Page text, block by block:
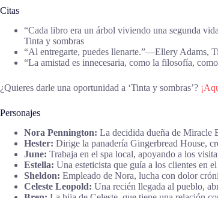
Citas
“Cada libro era un árbol viviendo una segunda
Tinta y sombras
“Al entregarte, puedes llenarte.”―Ellery Adams,
“La amistad es innecesaria, como la filosofía,
¿Quieres darle una oportunidad a ‘Tinta y sombras’?
Personajes
Nora Pennington: La decidida dueña de Miracle
Hester: Dirige la panadería Gingerbread House,
June: Trabaja en el spa local, apoyando a los
Estella: Una esteticista que guía a los clientes en
Sheldon: Empleado de Nora, lucha con dolor
Celeste Leopold: Una recién llegada al pueblo,